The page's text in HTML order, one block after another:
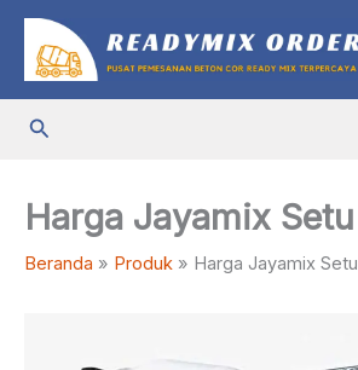
konten
Cari
Harga Jayamix Setu
Beranda Produk Harga Jayamix Setu